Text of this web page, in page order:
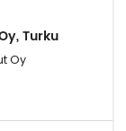
Turku
Oy